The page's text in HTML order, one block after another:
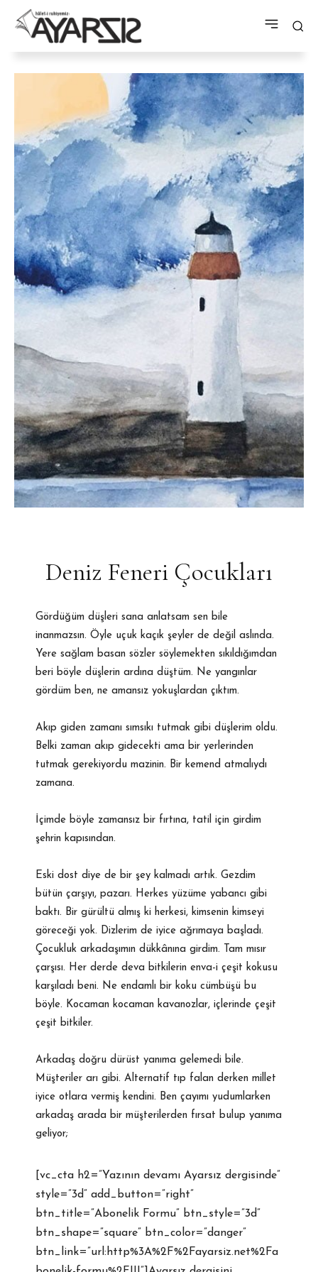
Deniz Feneri Çocukları
Gördüğüm düşleri sana anlatsam sen bile
inanmazsın. Öyle uçuk kaçık şeyler de değil aslında.
Yere sağlam basan sözler söylemekten sıkıldığımdan
beri böyle düşlerin ardına düştüm. Ne yangınlar
gördüm ben, ne amansız yokuşlardan çıktım.
Akıp giden zamanı sımsıkı tutmak gibi düşlerim oldu.
Belki zaman akıp gidecekti ama bir yerlerinden
tutmak gerekiyordu mazinin. Bir kemend atmalıydı
zamana.
İçimde böyle zamansız bir fırtına, tatil için girdim
şehrin kapısından.
Eski dost diye de bir şey kalmadı artık. Gezdim
bütün çarşıyı, pazarı. Herkes yüzüme yabancı gibi
baktı. Bir gürültü almış ki herkesi, kimsenin kimseyi
göreceği yok. Dizlerim de iyice ağrımaya başladı.
Çocukluk arkadaşımın dükkânına girdim. Tam mısır
çarşısı. Her derde deva bitkilerin enva-i çeşit kokusu
karşıladı beni. Ne endamlı bir koku cümbüşü bu
böyle. Kocaman kocaman kavanozlar, içlerinde çeşit
çeşit bitkiler.
Arkadaş doğru dürüst yanıma gelemedi bile.
Müşteriler arı gibi. Alternatif tıp falan derken millet
iyice otlara vermiş kendini. Ben çayımı yudumlarken
arkadaş arada bir müşterilerden fırsat bulup yanıma
geliyor;
[vc_cta h2=”Yazının devamı Ayarsız dergisinde”
style=”3d” add_button=”right”
btn_title=”Abonelik Formu” btn_style=”3d”
btn_shape=”square” btn_color=”danger”
btn_link=”url:http%3A%2F%2Fayarsiz.net%2Fa